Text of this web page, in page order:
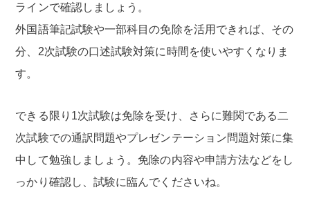
ラインで確認しましょう。
外国語筆記試験や一部科目の免除を活用できれば、その
分、2次試験の口述試験対策に時間を使いやすくなりま
す。
できる限り1次試験は免除を受け、さらに難関である二
次試験での通訳問題やプレゼンテーション問題対策に集
中して勉強しましょう。免除の内容や申請方法などをし
っかり確認し、試験に臨んでくださいね。